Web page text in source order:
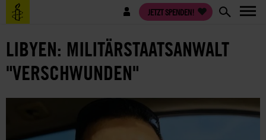
Direkt
zum
Benutzermenü JETZT SPENDEN!
LIBYEN: MILITÄRSTAATSANWALT
"VERSCHWUNDEN"